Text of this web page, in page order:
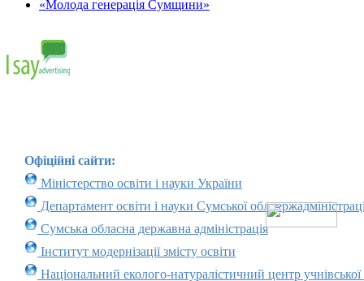
«Молода генерація Сумщини»
Офіційні сайти:
Міністерство освіти і науки України
Департамент освіти і науки Сумської
Сумська обласна державна адміністрація
Інститут модернізації змісту освіти
Національний еколого-натуралістичний центр учнівської